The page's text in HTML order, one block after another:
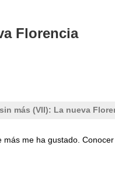
Florencia
más (VII): La nueva
me ha gustado.